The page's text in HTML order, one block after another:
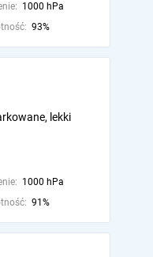
1000 hPa
93%
lekki
1000 hPa
91%